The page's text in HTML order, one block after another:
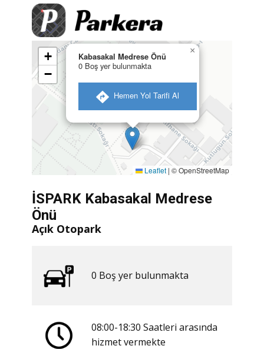
Kabasakal Medrese Önü
0 Boş yer bulunmakta
​ Hemen Yol Tarifi Al
×
+
−
Leaflet | © OpenStreetMap
İSPARK Kabasakal Medrese
Önü
Açık Otopark
0 ​​Boş yer bulunmakta
08:00-18:30 Saatleri arasında
​hizmet vermekte